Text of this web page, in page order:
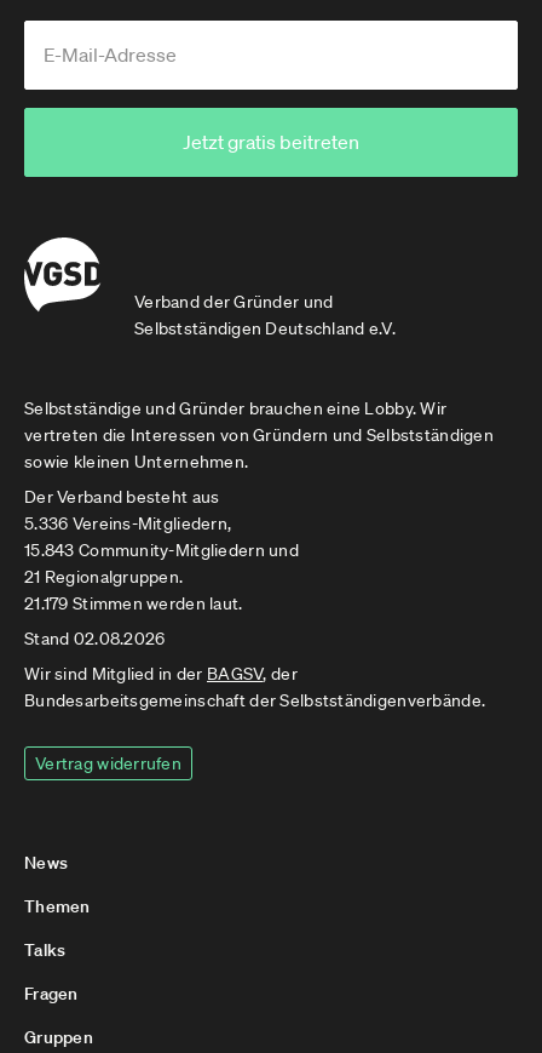
Verband der Gründer und
Selbstständigen Deutschland e.V.
Jetzt gratis beitreten
Selbstständige und Gründer brauchen eine Lobby. Wir
vertreten die Interessen von Gründern und Selbstständigen
sowie kleinen Unternehmen.
Der Verband besteht aus
5.336 Vereins-Mitgliedern,
15.843 Community-Mitgliedern und
21 Regionalgruppen.
21.179 Stimmen werden laut.
Stand 02.08.2026
Wir sind Mitglied in der BAGSV, der
Bundesarbeitsgemeinschaft der Selbstständigenverbände.
Vertrag widerrufen
News
Themen
Talks
Fragen
Gruppen